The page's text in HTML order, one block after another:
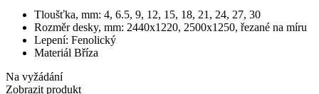
Tloušťka, mm: 4, 6.5, 9, 12, 15, 18, 21, 24, 27, 30
Rozměr desky, mm: 2440х1220, 2500x1250, řezané na míru
Lepení: Fenolický
Materiál Bříza
Na vyžádání
Zobrazit produkt